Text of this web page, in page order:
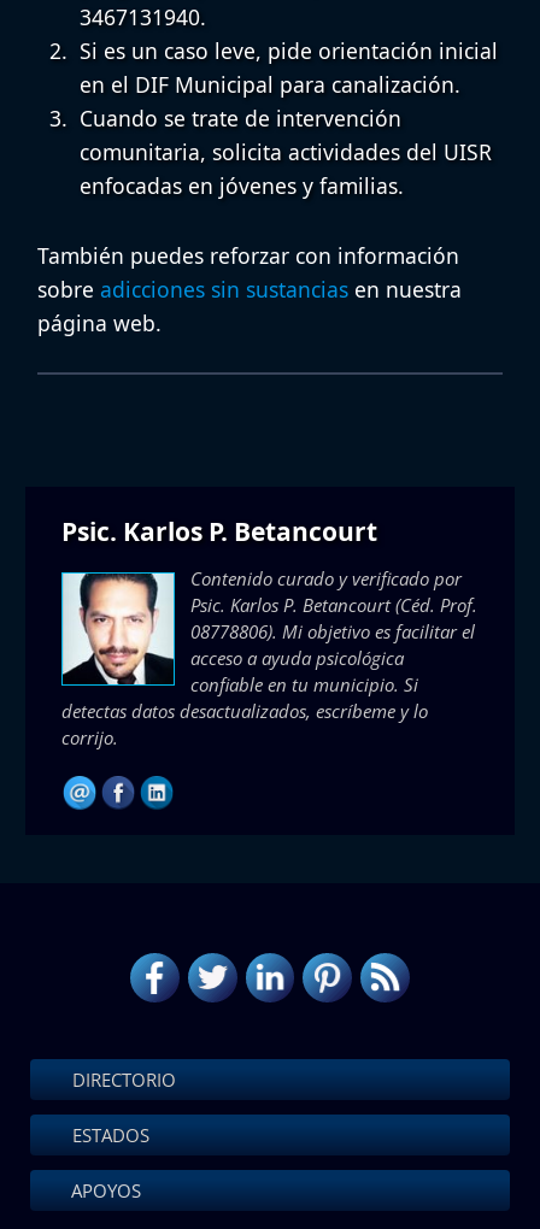
3467131940.
Si es un caso leve, pide orientación inicial
en el DIF Municipal para canalización.
Cuando se trate de intervención
comunitaria, solicita actividades del UISR
enfocadas en jóvenes y familias.
También puedes reforzar con información
sobre adicciones sin sustancias en nuestra
página web.
Psic. Karlos P. Betancourt
Contenido curado y verificado por
Psic. Karlos P. Betancourt(Céd. Prof.
08778806). Mi objetivo es facilitar el
acceso a ayuda psicológica
confiable en tu municipio. Si
detectas datos desactualizados, escríbeme y lo
corrijo.
DIRECTORIO
ESTADOS
APOYOS